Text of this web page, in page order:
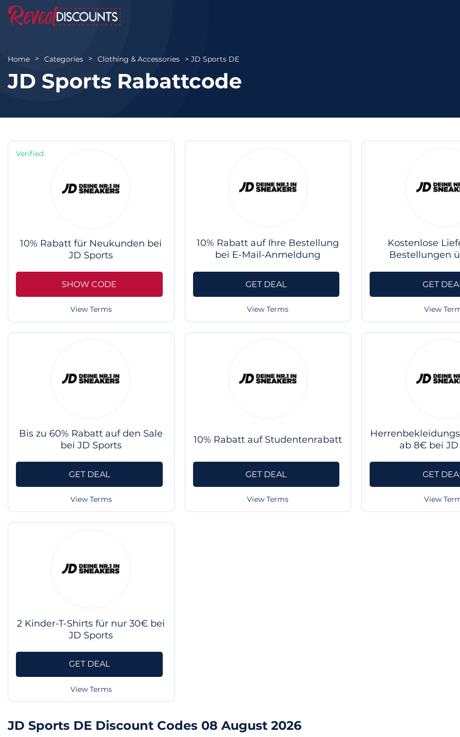
Home Categories Clothing & Accessories JD Sports DE
JD Sports Rabattcode
Verified
10% Rabatt für Neukunden bei
JD Sports
SHOW CODE
View Terms
10% Rabatt auf Ihre Bestellung
bei E-Mail-Anmeldung
GET DEAL
View Terms
Kostenlose
Bestellungen
GET DEAL
View
Bis zu 60% Rabatt auf den Sale
bei JD Sports
GET DEAL
View Terms
10% Rabatt auf Studentenrabatt
GET DEAL
View Terms
ab 8€ bei
GET DEAL
View
2 Kinder-T-Shirts für nur 30€ bei
JD Sports
GET DEAL
View Terms
JD Sports DE Discount Codes 08 August 2026